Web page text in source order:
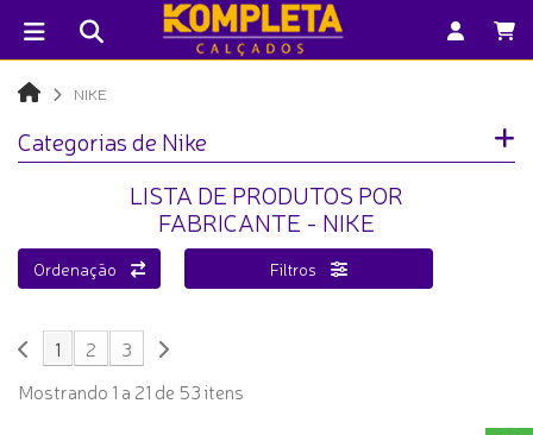
NIKE
Categorias de Nike
LISTA DE PRODUTOS POR
FABRICANTE - NIKE
Ordenação Filtros
1 2
3
Mostrando 1 a 21 de 53 itens